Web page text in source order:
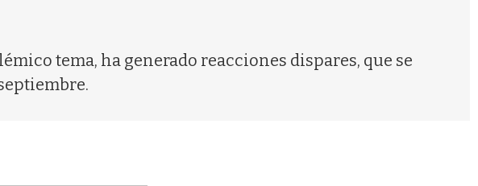
tema, ha generado reacciones dispares, que se